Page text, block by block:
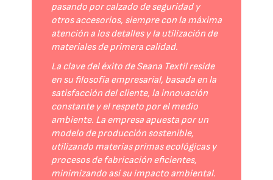
pasando por calzado de seguridad y
otros accesorios, siempre con la máxima
atención a los detalles y la utilización de
materiales de primera calidad.
La clave del éxito de Seana Textil reside
en su filosofía empresarial, basada en la
satisfacción del cliente, la innovación
constante y el respeto por el medio
ambiente. La empresa apuesta por un
modelo de producción sostenible,
utilizando materias primas ecológicas y
procesos de fabricación eficientes,
minimizando así su impacto ambiental.